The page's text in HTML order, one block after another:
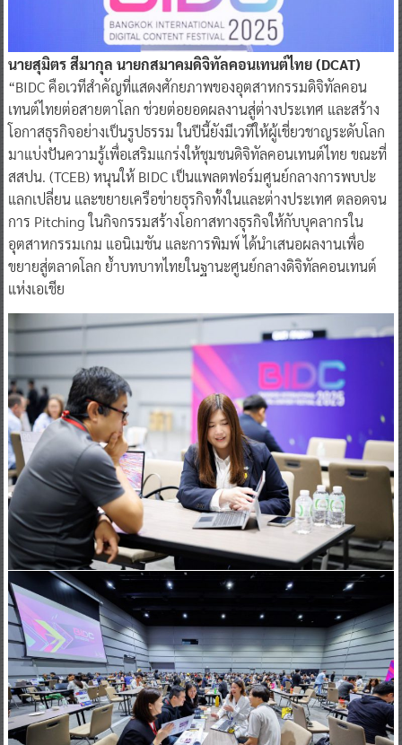
นายสุมิตร สีมากุล นายกสมาคมดิจิทัลคอนเทนต์ไทย (DCAT)
“BIDC คือเวทีสำคัญที่แสดงศักยภาพของอุตสาหกรรมดิจิทัลคอน
เทนต์ไทยต่อสายตาโลก ช่วยต่อยอดผลงานสู่ต่างประเทศ และสร้าง
โอกาสธุรกิจอย่างเป็นรูปธรรม ในปีนี้ยังมีเวทีให้ผู้เชี่ยวชาญระดับโลก
มาแบ่งปันความรู้เพื่อเสริมแกร่งให้ชุมชนดิจิทัลคอนเทนต์ไทย ขณะที่
สสปน. (TCEB) หนุนให้ BIDC เป็นแพลตฟอร์มศูนย์กลางการพบปะ
แลกเปลี่ยน และขยายเครือข่ายธุรกิจทั้งในและต่างประเทศ ตลอดจน
การ Pitching ในกิจกรรมสร้างโอกาสทางธุรกิจให้กับบุคลากรใน
อุตสาหกรรมเกม แอนิเมชัน และการพิมพ์ ได้นำเสนอผลงานเพื่อ
ขยายสู่ตลาดโลก ย้ำบทบาทไทยในฐานะศูนย์กลางดิจิทัลคอนเทนต์
แห่งเอเชีย